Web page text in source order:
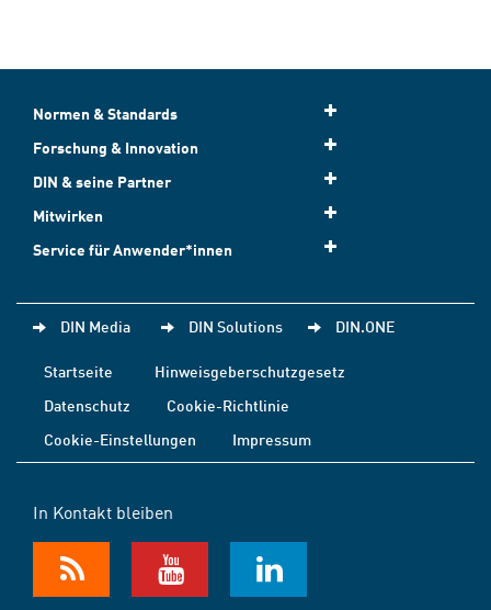
Normen & Standards
Forschung & Innovation
DIN & seine Partner
Mitwirken
Service für Anwender*innen
DIN Media DIN Solutions DIN.ONE
Startseite
Hinweisgeberschutzgesetz
Datenschutz
Cookie-Richtlinie
Cookie-Einstellungen
Impressum
In Kontakt bleiben